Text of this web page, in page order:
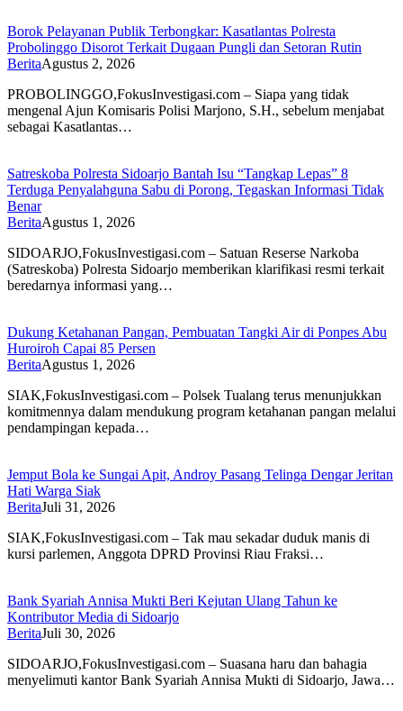
Borok Pelayanan Publik Terbongkar: Kasatlantas Polresta
Probolinggo Disorot Terkait Dugaan Pungli dan Setoran Rutin
BeritaAgustus 2, 2026
PROBOLINGGO,FokusInvestigasi.com – Siapa yang tidak
mengenal Ajun Komisaris Polisi Marjono, S.H., sebelum menjabat
sebagai Kasatlantas…
Satreskoba Polresta Sidoarjo Bantah Isu “Tangkap Lepas” 8
Terduga Penyalahguna Sabu di Porong, Tegaskan Informasi Tidak
Benar
BeritaAgustus 1, 2026
SIDOARJO,FokusInvestigasi.com – Satuan Reserse Narkoba
(Satreskoba) Polresta Sidoarjo memberikan klarifikasi resmi terkait
beredarnya informasi yang…
Dukung Ketahanan Pangan, Pembuatan Tangki Air di Ponpes Abu
Huroiroh Capai 85 Persen
BeritaAgustus 1, 2026
SIAK,FokusInvestigasi.com – Polsek Tualang terus menunjukkan
komitmennya dalam mendukung program ketahanan pangan melalui
pendampingan kepada…
Jemput Bola ke Sungai Apit, Androy Pasang Telinga Dengar Jeritan
Hati Warga Siak
BeritaJuli 31, 2026
SIAK,FokusInvestigasi.com – Tak mau sekadar duduk manis di
kursi parlemen, Anggota DPRD Provinsi Riau Fraksi…
Bank Syariah Annisa Mukti Beri Kejutan Ulang Tahun ke
Kontributor Media di Sidoarjo
BeritaJuli 30, 2026
SIDOARJO,FokusInvestigasi.com – Suasana haru dan bahagia
menyelimuti kantor Bank Syariah Annisa Mukti di Sidoarjo, Jawa…